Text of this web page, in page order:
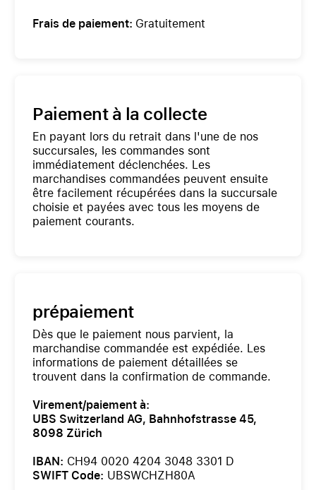
Frais de paiement: Gratuitement
Paiement à la collecte
En payant lors du retrait dans l'une de nos
succursales, les commandes sont
immédiatement déclenchées. Les
marchandises commandées peuvent ensuite
être facilement récupérées dans la succursale
choisie et payées avec tous les moyens de
paiement courants.
prépaiement
Dès que le paiement nous parvient, la
marchandise commandée est expédiée. Les
informations de paiement détaillées se
trouvent dans la confirmation de commande.
Virement/paiement à:
UBS Switzerland AG, Bahnhofstrasse 45,
8098 Zürich
IBAN: CH94 0020 4204 3048 3301 D
SWIFT Code: UBSWCHZH80A